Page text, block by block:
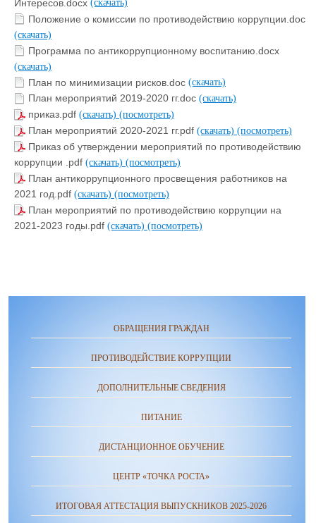
Интересов.docx (скачать)
Положение о комиссии по противодействию коррупции.doc
(скачать)
Программа по антикоррупционному воспитанию.docx
(скачать)
План по минимизации рисков.doc (скачать)
План мероприятий 2019-2020 гг.doc (скачать)
приказ.pdf (скачать) (посмотреть)
План мероприятий 2020-2021 гг.pdf (скачать) (посмотреть)
Приказ об утверждении мероприятий по противодействию
коррупции .pdf (скачать) (посмотреть)
План антикоррупционного просвещения работников на
2021 год.pdf (скачать) (посмотреть)
План мероприятий по противодействию коррупции на
2021-2023 годы.pdf (скачать) (посмотреть)
ОБРАЩЕНИЯ ГРАЖДАН
ПРОТИВОДЕЙСТВИЕ КОРРУПЦИИ
ДОПОЛНИТЕЛЬНЫЕ СВЕДЕНИЯ
ПИТАНИЕ
ДИСТАНЦИОННОЕ ОБУЧЕНИЕ
ЦЕНТР «ТОЧКА РОСТА»
ИТОГОВАЯ АТТЕСТАЦИЯ ВЫПУСКНИКОВ 2025-2026